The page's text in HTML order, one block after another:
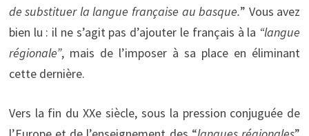
de substituer la langue française au basque.” Vous avez
bien lu : il ne s’agit pas d’ajouter le français à la “langue
régionale”, mais de l’imposer à sa place en éliminant
cette dernière.
Vers la fin du XXe siècle, sous la pression conjuguée de